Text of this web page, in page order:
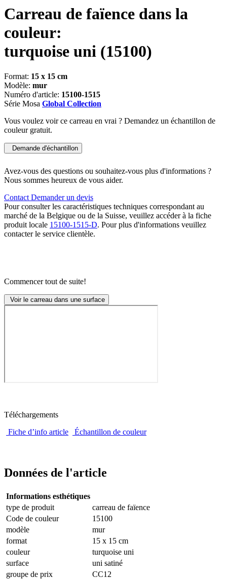
Carreau de faïence dans la
couleur:
turquoise uni (15100)
Format: 15 x 15 cm
Modèle: mur
Numéro d'article: 15100-1515
Série Mosa Global Collection
Vous voulez voir ce carreau en vrai ? Demandez un échantillon de
couleur gratuit.
Demande d'échantillon
Avez-vous des questions ou souhaitez-vous plus d'informations ?
Nous sommes heureux de vous aider.
Contact Demander un devis
Pour consulter les caractéristiques techniques correspondant au
marché de la Belgique ou de la Suisse, veuillez accéder à la fiche
produit locale 15100-1515-D. Pour plus d'informations veuillez
contacter le service clientèle.
Commencer tout de suite!
Voir le carreau dans une surface
Téléchargements
Fiche d’info article
Échantillon de couleur
Données de l'article
Informations esthétiques
type de produit
carreau de faïence
Code de couleur
15100
modèle
mur
format
15 x 15 cm
couleur
turquoise uni
surface
uni satiné
groupe de prix
CC12